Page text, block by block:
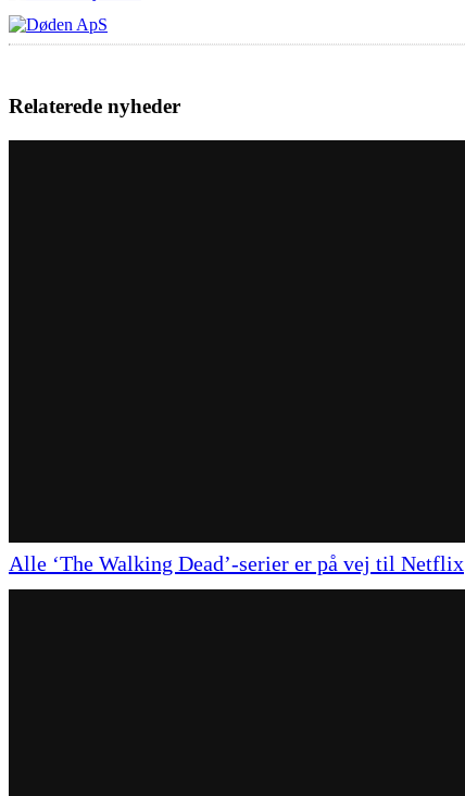
Relaterede nyheder
Alle ‘The Walking Dead’-serier er på vej til Netflix